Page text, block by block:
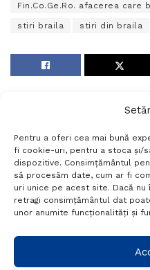
Pentru a oferi cea mai bună
fi cookie-uri, pentru a stoca și/
dispozitive. Consimțământul
să procesăm date, cum ar fi
uri unice pe acest site. Dacă
retragi consimțământul dat
unor anumite funcționalități și
Fin.Co.Ge.Ro. afacerea
stiri braila stiri din braila
Termeni si conditii
Politica cookies